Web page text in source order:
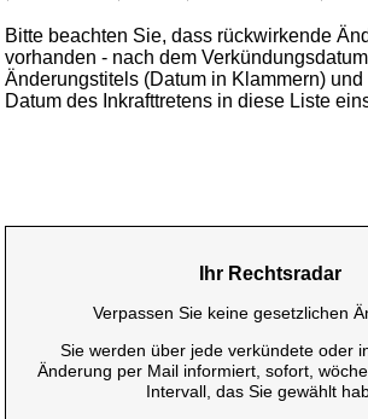
Bitte beachten Sie, dass rückwirkende
vorhanden - nach dem
Änderungstitels (Datum in Klammern)
Datum des Inkrafttretens in diese Liste
Ihr Rechtsradar
Verpassen Sie keine gesetzlichen
Sie werden über jede verkündete oder
Änderung per Mail informiert, sofort,
Intervall, das Sie gewählt